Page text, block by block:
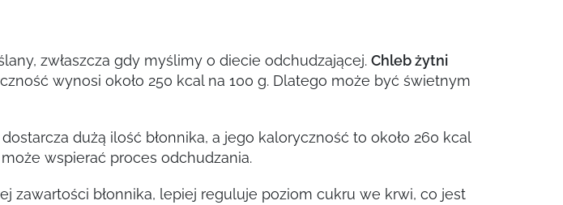
zwłaszcza gdy myślimy o diecie odchudzającej. Chleb żytni
wynosi około 250 kcal na 100 g. Dlatego może być świetnym
dużą ilość błonnika, a jego kaloryczność to około 260 kcal
wspierać proces odchudzania.
zawartości błonnika, lepiej reguluje poziom cukru we krwi, co jest